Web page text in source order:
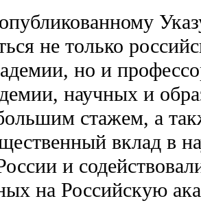
не только
но и
научных и
стажем, а
вклад в
и
на Российскую